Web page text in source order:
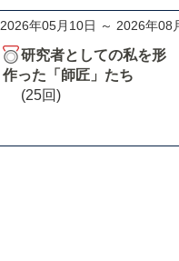
2026年05月10日 ～ 2026年08
研究者としての私を形
作った「師匠」たち
(25回)